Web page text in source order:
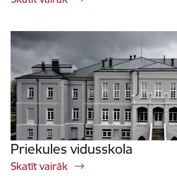
Priekules vidusskola
Skatīt vairāk